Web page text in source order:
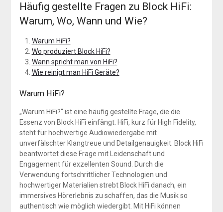
Häufig gestellte Fragen zu Block HiFi:
Warum, Wo, Wann und Wie?
Warum HiFi?
Wo produziert Block HiFi?
Wann spricht man von HiFi?
Wie reinigt man HiFi Geräte?
Warum HiFi?
„Warum HiFi?“ ist eine häufig gestellte Frage, die die
Essenz von Block HiFi einfängt. HiFi, kurz für High Fidelity,
steht für hochwertige Audiowiedergabe mit
unverfälschter Klangtreue und Detailgenauigkeit. Block HiFi
beantwortet diese Frage mit Leidenschaft und
Engagement für exzellenten Sound. Durch die
Verwendung fortschrittlicher Technologien und
hochwertiger Materialien strebt Block HiFi danach, ein
immersives Hörerlebnis zu schaffen, das die Musik so
authentisch wie möglich wiedergibt. Mit HiFi können